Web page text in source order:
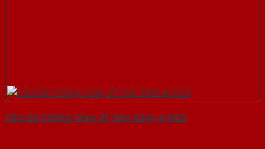
Cửa Gỗ Chống Cháy 2P Sơn Xám-a-SGD